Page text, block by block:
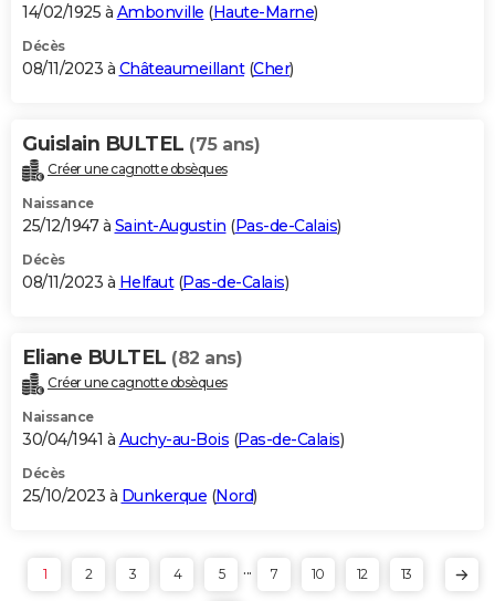
14/02/1925 à Ambonville (Haute-Marne)
Décès
08/11/2023 à Châteaumeillant(Cher)
Guislain BULTEL (75 ans)
Créer une cagnotte obsèques
Naissance
25/12/1947 à Saint-Augustin (Pas-de-Calais)
Décès
08/11/2023 à Helfaut(Pas-de-Calais)
Eliane BULTEL (82 ans)
Créer une cagnotte obsèques
Naissance
30/04/1941 à Auchy-au-Bois (Pas-de-Calais)
Décès
25/10/2023 à Dunkerque (Nord)
1 2 3 4 5 ... 7 10 12 13